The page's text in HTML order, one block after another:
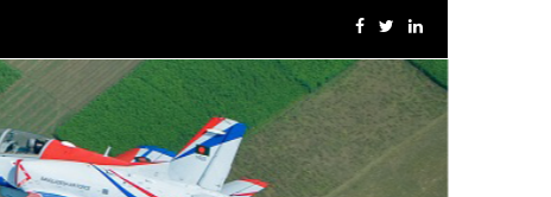
সরকারি সফরে তুরস্ক গমন করলেন সেনাবাহিনী প্রধান